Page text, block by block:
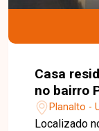
Casa
no bairro
Planalto -
Localizado